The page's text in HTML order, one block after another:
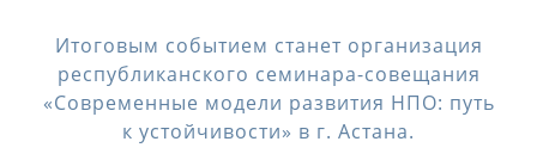
Итоговым событием станет организация
республиканского семинара-совещания
«Современные модели развития НПО: путь
к устойчивости» в г. Астана.